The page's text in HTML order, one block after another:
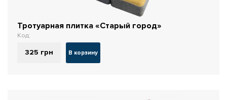
Тротуарная плитка «Старый город»
Код:
325 грн В корзину